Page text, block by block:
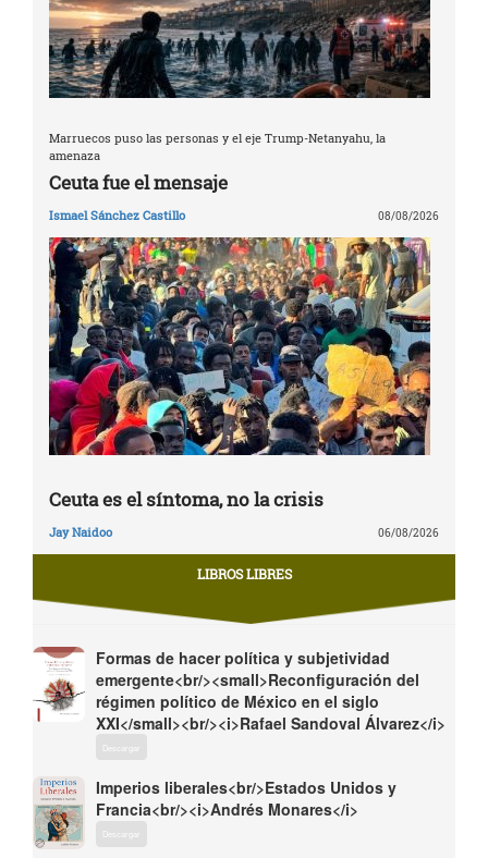
Marruecos puso las personas y el eje Trump-Netanyahu, la
amenaza
Ceuta fue el mensaje
Ismael Sánchez Castillo 08/08/2026
Ceuta es el síntoma, no la crisis
Jay Naidoo 06/08/2026
LIBROS LIBRES
Formas de hacer política y subjetividad
emergente<br/><small>Reconfiguración del
régimen político de México en el siglo
XXI</small><br/><i>Rafael Sandoval Álvarez</i>
Descargar
Imperios liberales<br/>Estados Unidos y
Francia<br/><i>Andrés Monares</i>
Descargar